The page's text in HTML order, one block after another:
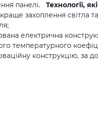
панелі. Технології,
захоплення світла
електрична
температурного
конструкцію, за